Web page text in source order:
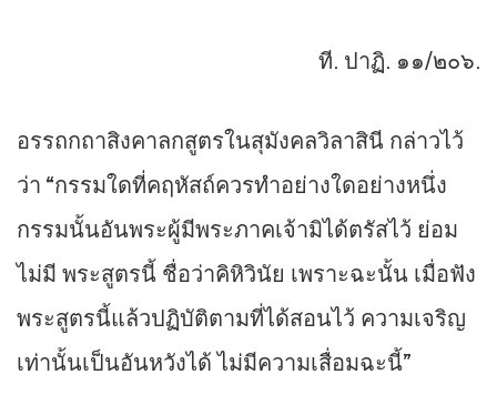
ที. ปาฏิ. ๑๑/๒๐๖.
อรรถกถาสิงคาลกสูตรในสุมังคลวิลาสินี กล่าวไว้
ว่า “กรรมใดที่คฤหัสถ์ควรทำอย่างใดอย่างหนึ่ง
กรรมนั้นอันพระผู้มีพระภาคเจ้ามิได้ตรัสไว้ ย่อม
ไม่มี พระสูตรนี้ ชื่อว่าคิหิวินัย เพราะฉะนั้น เมื่อฟัง
พระสูตรนี้แล้วปฏิบัติตามที่ได้สอนไว้ ความเจริญ
เท่านั้นเป็นอันหวังได้ ไม่มีความเสื่อมฉะนี้”